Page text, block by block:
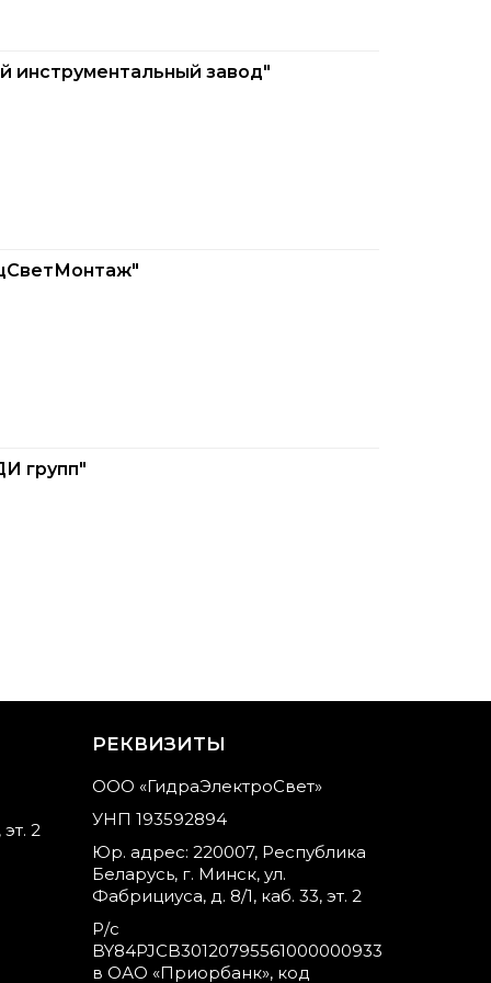
завод"
групп"
2
РЕКВИЗИТЫ
ООО «ГидраЭлектроСвет»
УНП 193592894
Юр. адрес: 220007, Республика
Беларусь, г. Минск, ул.
Фабрициуса, д. 8/1, каб. 33, эт. 2
Р/с
BY84PJCB30120795561000000933
в ОАО «Приорбанк», код